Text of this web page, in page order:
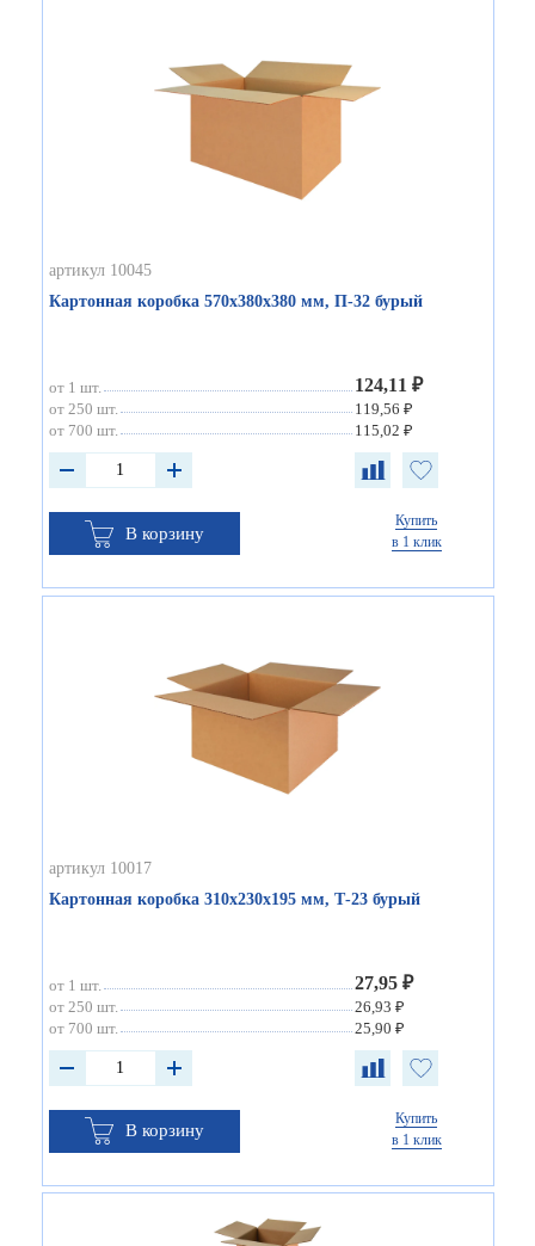
артикул 10045
Картонная коробка 570х380х380 мм, П-32 бурый
от 1 шт. 124,11 ₽
от 250 шт.
119,56 ₽
от 700 шт.
115,02 ₽
В корзину
Купить
в 1 клик
артикул 10017
Картонная коробка 310х230х195 мм, Т-23 бурый
от 1 шт. 27,95 ₽
от 250 шт.
26,93 ₽
от 700 шт.
25,90 ₽
В корзину
Купить
в 1 клик